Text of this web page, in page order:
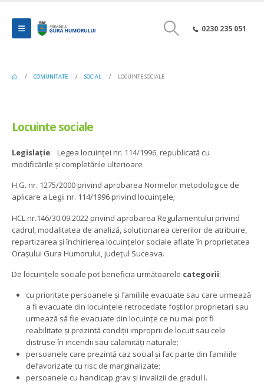
0230 235 051
COMUNITATE SOCIAL LOCUINTE SOCIALE
Locuinte sociale
Legislație: Legea locuinței nr. 114/1996, republicată cu
modificările și completările ulterioare
H.G. nr. 1275/2000 privind aprobarea Normelor metodologice de
aplicare a Legii nr. 114/1996 privind locuințele;
HCL nr.146/30.09.2022 privind aprobarea Regulamentului privind
cadrul, modalitatea de analiză, soluționarea cererilor de atribuire,
repartizarea și închirierea locuințelor sociale aflate în proprietatea
Orașului Gura Humorului, județul Suceava.
De locuințele sociale pot beneficia următoarele categorii:
cu prioritate persoanele și familiile evacuate sau care urmează
a fi evacuate din locuințele retrocedate foștilor proprietari sau
urmează să fie evacuate din locuințe ce nu mai pot fi
reabilitate și prezintă condiții improprii de locuit sau cele
distruse în incendii sau calamități naturale;
persoanele care prezintă caz social și fac parte din familiile
defavorizate cu risc de marginalizate;
persoanele cu handicap grav și invalizii de gradul I.